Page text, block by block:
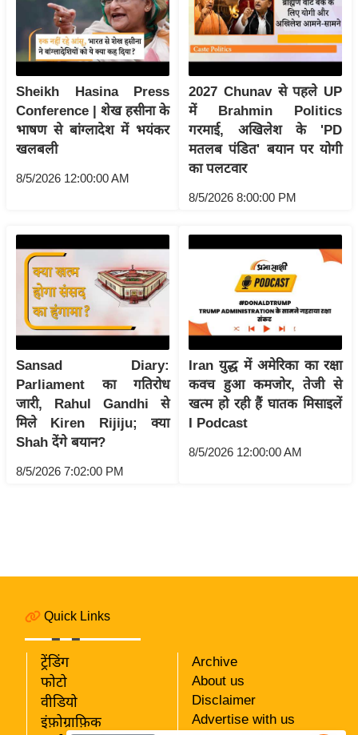
रा
शि
फ
ल
वि
शे
ष
वि
ट्रें
Q
u
c
k
L
धा
स
भा
Sheikh Hasina Press
Conference | शेख हसीना के
भाषण से बांग्लादेश में भयंकर
खलबली
8/5/2026 12:00:00 AM
2027 Chunav से पहले UP
में Brahmin Politics
गरमाई, अखिलेश के 'PD
मतलब पंडित' बयान पर योगी
का पलटवार
8/5/2026 8:00:00 PM
Sansad Diary:
Parliament का गतिरोध
जारी, Rahul Gandhi से
मिले Kiren Rijiju; क्या
Shah देंगे बयान?
8/5/2026 7:02:00 PM
Iran युद्ध में अमेरिका का रक्षा
कवच हुआ कमजोर, तेजी से
खत्म हो रही हैं घातक मिसाइलें
I Podcast
8/5/2026 12:00:00 AM
Quick Links
ट्रेंडिंग
फोटो
वीडियो
इंफ़ोग्राफ़िक
Archive
About us
Disclaimer
Advertise with us